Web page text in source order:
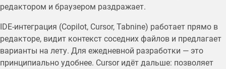
редактором и браузером раздражает.
IDE-интеграция (Copilot, Cursor, Tabnine) работает прямо в
редакторе, видит контекст соседних файлов и предлагает
варианты на лету. Для ежедневной разработки — это
принципиально удобнее. Cursor идёт дальше: позволяет